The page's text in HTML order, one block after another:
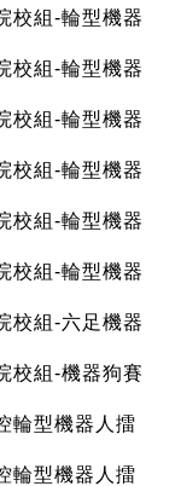
校組-輪型機器
校組-輪型機器
校組-輪型機器
校組-輪型機器
校組-輪型機器
校組-輪型機器
校組-六足機器
校組-機器狗賽
輪型機器人擂
輪型機器人擂